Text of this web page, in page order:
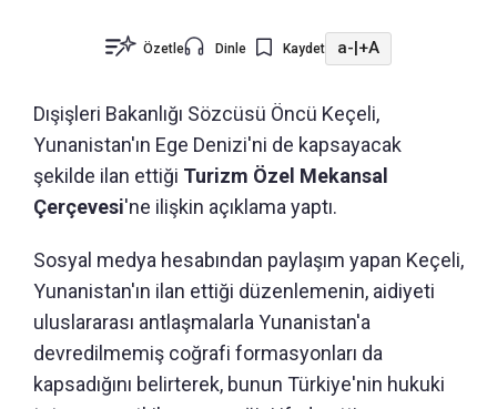
Özetle Dinle Kaydet a-|+A
Dışişleri Bakanlığı Sözcüsü Öncü Keçeli,
Yunanistan'ın Ege Denizi'ni de kapsayacak
şekilde ilan ettiği Turizm Özel Mekansal
Çerçevesi'ne ilişkin açıklama yaptı.
Sosyal medya hesabından paylaşım yapan Keçeli,
Yunanistan'ın ilan ettiği düzenlemenin, aidiyeti
uluslararası antlaşmalarla Yunanistan'a
devredilmemiş coğrafi formasyonları da
kapsadığını belirterek, bunun Türkiye'nin hukuki